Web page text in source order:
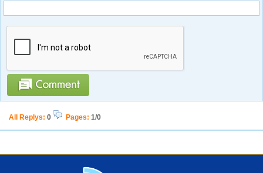
All Replys: 0 Pages: 1/0